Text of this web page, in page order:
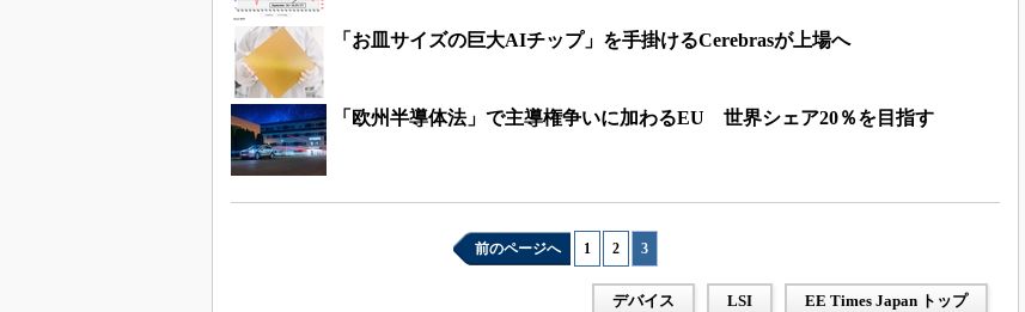
「お皿サイズの巨大AIチップ」を手掛けるCerebrasが上場へ
「欧州半導体法」で主導権争いに加わるEU 世界シェア20％を目指す
前のページへ 1 2 3
デバイス LSI EE Times Japan トップ